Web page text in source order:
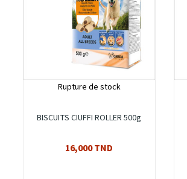
Rupture de stock
BISCUITS CIUFFI ROLLER 500g
16,000 TND